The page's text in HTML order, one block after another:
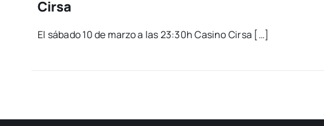
Cirsa
El sába­do 10 de mar­zo a las 23:30h Casino Cir­sa […]